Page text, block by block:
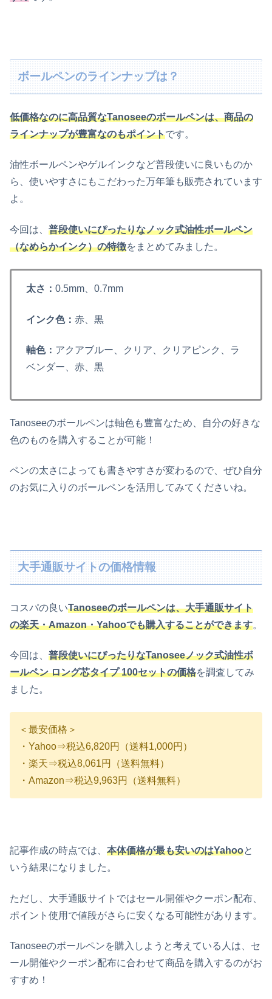
ボールペンのラインナップは？
低価格なのに高品質なTanoseeのボールペンは、商品の
ラインナップが豊富なのもポイントです。
油性ボールペンやゲルインクなど普段使いに良いものか
ら、使いやすさにもこだわった万年筆も販売されています
よ。
今回は、 普段使いにぴったりなノック式油性ボールペン
（なめらかインク）の特徴をまとめてみました。
太さ： 0.5mm、0.7mm
インク色： 赤、黒
軸色： アクアブルー、クリア、クリアピンク、ラ
ベンダー、赤、黒
Tanoseeのボールペンは軸色も豊富なため、自分の好きな
色のものを購入することが可能！
ペンの太さによっても書きやすさが変わるので、ぜひ自分
のお気に入りのボールペンを活用してみてくださいね。
大手通販サイトの価格情報
コスパの良いTanoseeのボールペンは、大手通販サイト
の楽天・Amazon・Yahooでも購入することができます。
今回は、 普段使いにぴったりなTanoseeノック式油性ボ
ールペン ロング芯タイプ 100セットの価格を調査してみ
ました。
＜最安価格＞
・Yahoo⇒税込6,820円（送料1,000円）
・楽天⇒税込8,061円（送料無料）
・Amazon⇒税込9,963円（送料無料）
記事作成の時点では、 本体価格が最も安いのはYahooと
いう結果になりました。
ただし、大手通販サイトではセール開催やクーポン配布、
ポイント使用で値段がさらに安くなる可能性があります。
Tanoseeのボールペンを購入しようと考えている人は、セ
ール開催やクーポン配布に合わせて商品を購入するのがお
すすめ！